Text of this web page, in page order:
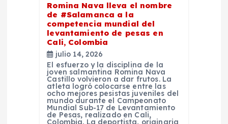
Romina Nava lleva el nombre
de #Salamanca a la
competencia mundial del
levantamiento de pesas en
Cali, Colombia
julio 14, 2026
El esfuerzo y la disciplina de la
joven salmantina Romina Nava
Castillo volvieron a dar frutos. La
atleta logró colocarse entre las
ocho mejores pesistas juveniles del
mundo durante el Campeonato
Mundial Sub-17 de Levantamiento
de Pesas, realizado en Cali,
Colombia. La deportista, originaria